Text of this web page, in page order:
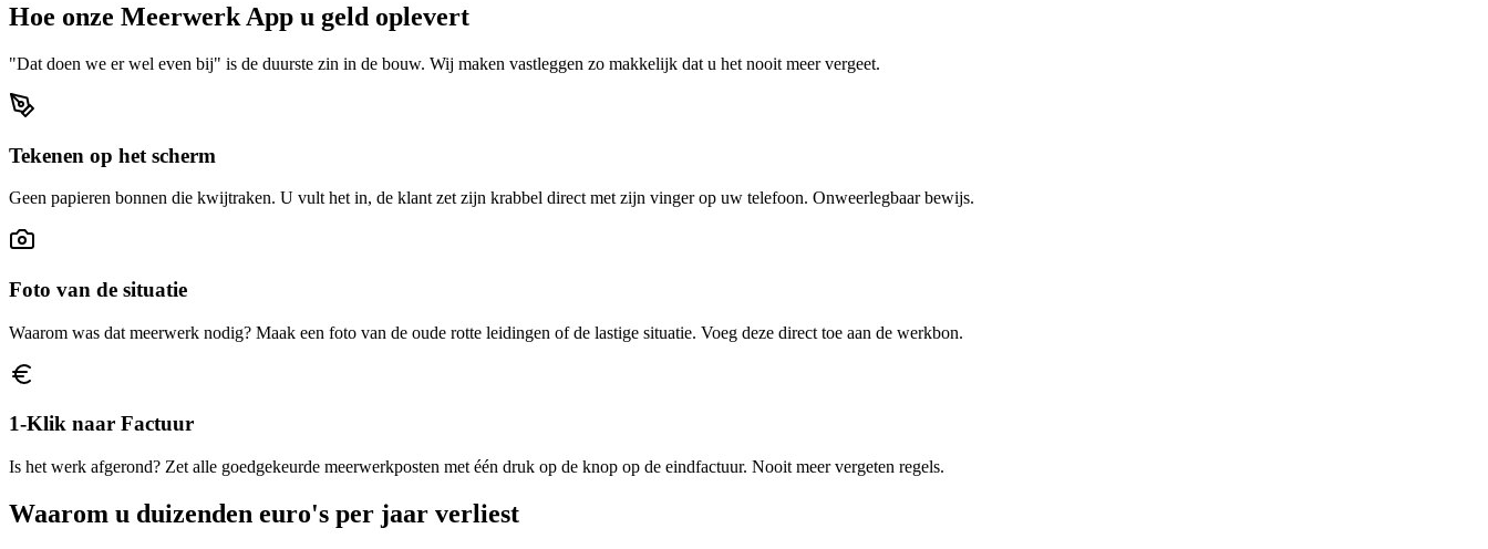
Hoe onze Meerwerk App u geld oplevert
"Dat doen we er wel even bij" is de duurste zin in de bouw. Wij maken vastleggen zo makkelijk dat u het nooit meer vergeet.
Tekenen op het scherm
Geen papieren bonnen die kwijtraken. U vult het in, de klant zet zijn krabbel direct met zijn vinger op uw telefoon. Onweerlegbaar bewijs.
Foto van de situatie
Waarom was dat meerwerk nodig? Maak een foto van de oude rotte leidingen of de lastige situatie. Voeg deze direct toe aan de werkbon.
1-Klik naar Factuur
Is het werk afgerond? Zet alle goedgekeurde meerwerkposten met één druk op de knop op de eindfactuur. Nooit meer vergeten regels.
Waarom u duizenden euro's per jaar verliest